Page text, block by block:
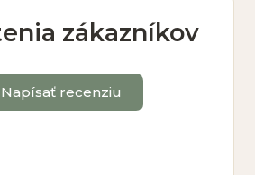
zákazníkov
recenziu